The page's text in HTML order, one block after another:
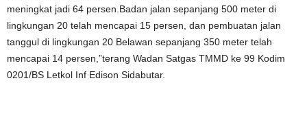
meningkat jadi 64 persen.Badan jalan sepanjang 500 meter di
lingkungan 20 telah mencapai 15 persen, dan pembuatan jalan
tanggul di lingkungan 20 Belawan sepanjang 350 meter telah
mencapai 14 persen,”terang Wadan Satgas TMMD ke 99 Kodim
0201/BS Letkol Inf Edison Sidabutar.